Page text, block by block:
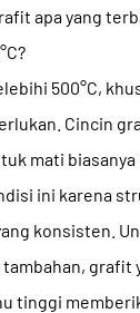
apa yang
500°C,
Cincin
mati
ini karena
konsisten.
grafit
tinggi